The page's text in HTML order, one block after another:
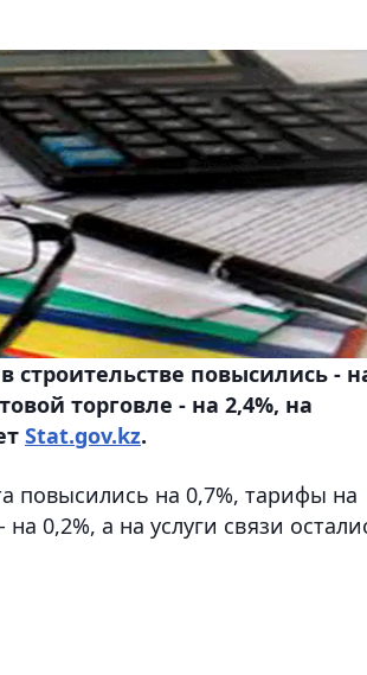
строительстве повысились -
торговле - на 2,4%, на
Stat.gov.kz.
повысились на 0,7%, тарифы на
0,2%, а на услуги связи